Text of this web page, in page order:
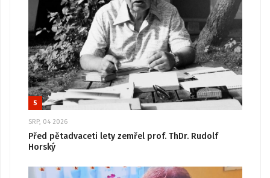
5
SRP, 04 2026
Před pětadvaceti lety zemřel prof. ThDr. Rudolf
Horský